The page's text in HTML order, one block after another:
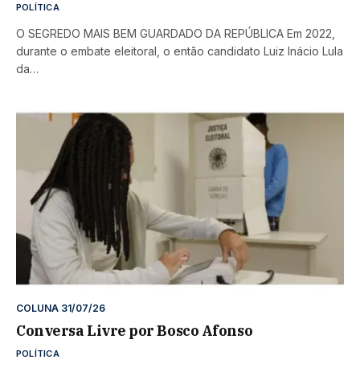
POLÍTICA
O SEGREDO MAIS BEM GUARDADO DA REPÚBLICA Em 2022,
durante o embate eleitoral, o então candidato Luiz Inácio Lula
da…
COLUNA 31/07/26
Conversa Livre por Bosco Afonso
POLÍTICA